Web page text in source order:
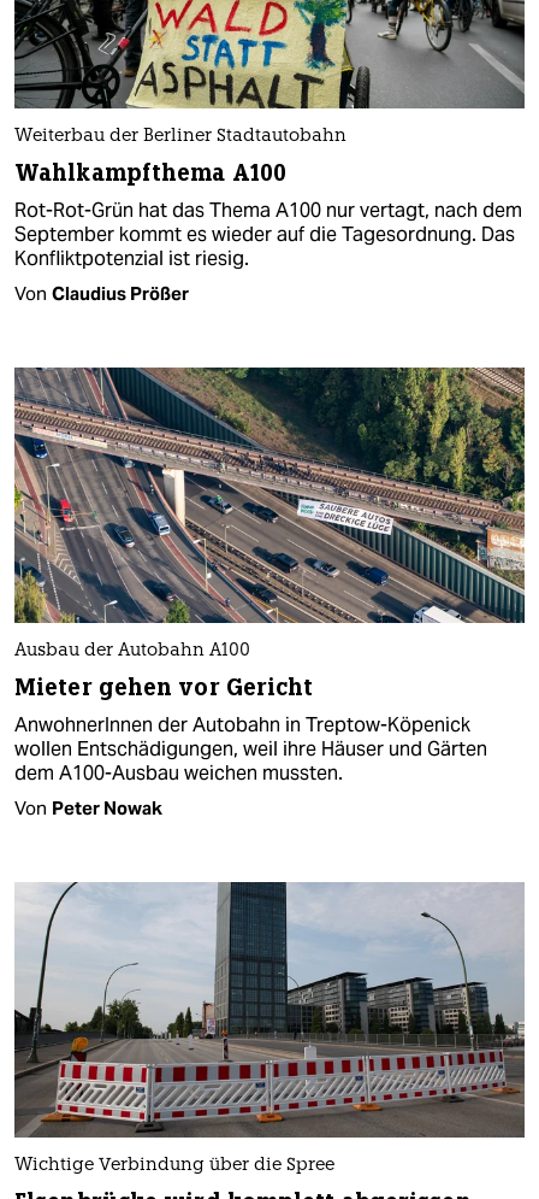
Weiterbau der Berliner Stadtautobahn
Wahlkampfthema A100
Rot-Rot-Grün hat das Thema A100 nur vertagt, nach dem
September kommt es wieder auf die Tagesordnung. Das
Konfliktpotenzial ist riesig.
Von Claudius Prößer
Ausbau der Autobahn A100
Mieter gehen vor Gericht
AnwohnerInnen der Autobahn in Treptow-Köpenick
wollen Entschädigungen, weil ihre Häuser und Gärten
dem A100-Ausbau weichen mussten.
Von Peter Nowak
Wichtige Verbindung über die Spree